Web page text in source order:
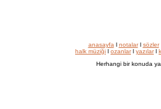
anasayfa l notalarl sözler
halk müziği l ozanlarl yazılarl
Herhangi bir konuda